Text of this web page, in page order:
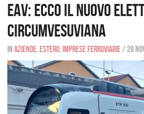
EAV: ecco il nuovo
Circumvesuviana
In Aziende, Estero, Imprese ferroviarie/29